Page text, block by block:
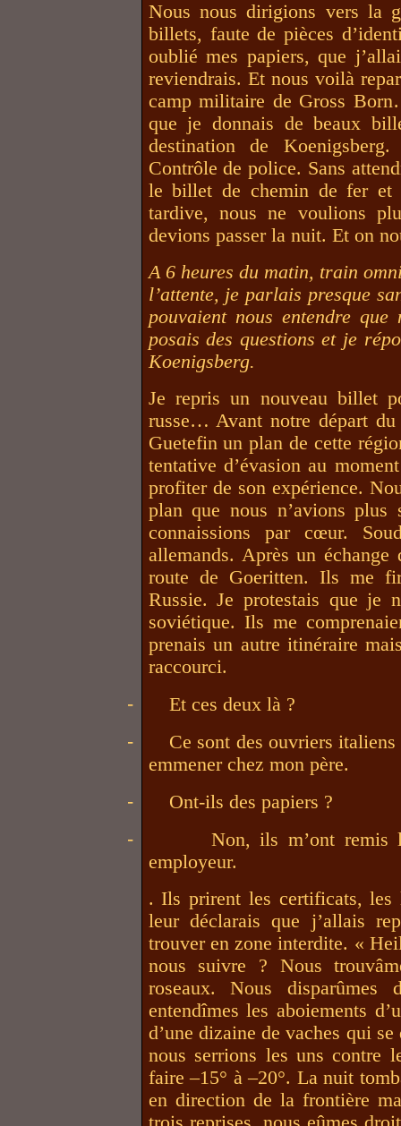
Nous nous dirigions vers la
billets, faute de pièces
oublié mes papiers, que
reviendrais. Et nous voilà
camp militaire de Gross
que je donnais de beaux
destination de
Contrôle de police. Sans
le billet de chemin de fer et
tardive, nous ne voulions
devions passer la nuit. Et on
A 6 heures du matin, train
l’attente, je parlais presque
pouvaient nous entendre
posais des questions et je
Koenigsberg.
Je repris un nouveau billet
russe… Avant notre départ du
Guetefin un plan de cette
tentative d’évasion au
profiter de son expérience.
plan que nous n’avions
connaissions par cœur.
allemands. Après un
route de Goeritten. Ils me
Russie. Je protestais que je
soviétique. Ils me
prenais un autre itinéraire
raccourci.
- Et ces deux là ?
-
Ce sont des ouvriers
emmener chez mon père.
- Ont-ils des papiers ?
-
Non, ils m’ont remis
employeur.
. Ils prirent les certificats, les
leur déclarais que j’allais
trouver en zone interdite. «
nous suivre ? Nous
roseaux. Nous
entendîmes les aboiements
d’une dizaine de vaches qui
nous serrions les uns contre
faire –15° à –20°. La nuit
en direction de la frontière